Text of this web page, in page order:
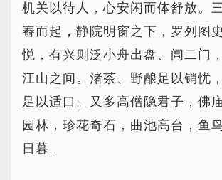
机关以待人，心安闲而体舒放。
舂而起，静院明窗之下，罗列图
悦，有兴则泛小舟出盘、阊二门
江山之间。渚茶、野酿足以销忧
足以适口。又多高僧隐君子，佛
园林，珍花奇石，曲池高台，鱼
日暮。